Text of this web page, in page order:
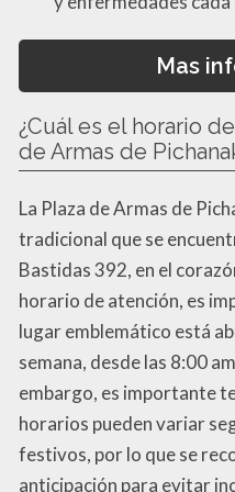
Mas
¿Cuál es el horario
de Armas de
La Plaza de Armas de
tradicional que se
Bastidas 392, en el
horario de atención, es
lugar emblemático está
semana, desde las 8:00
embargo, es importante
horarios pueden variar
festivos, por lo que se
anticipación para evitar